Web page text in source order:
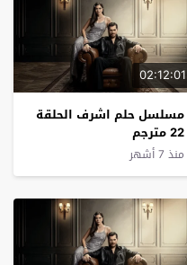
02:12:01
مسلسل حلم اشرف الحلقة
22 مترجم
منذ 7 أشهر